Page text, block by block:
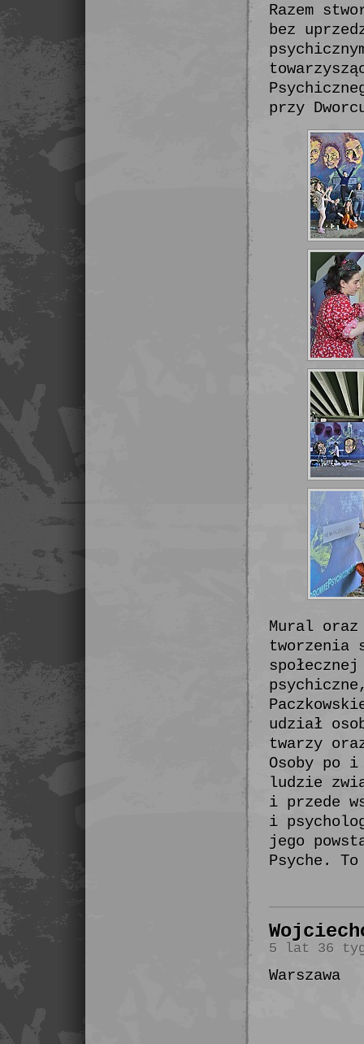
Razem
bez
przy
Mural oraz
tworzenia
udział
twarzy
Osoby po
ludzie
i przede
i
jego
Psyche.
5 lat 36
Warszawa